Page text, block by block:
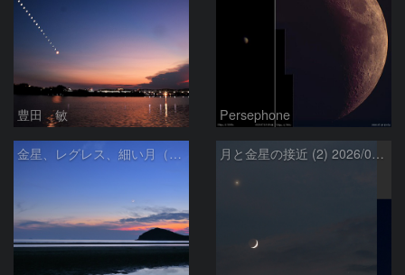
豊田 敏 Persephone
金星、レグレス、細い月（７月１６日） 月と金星の接近 (2) 2026/07/17